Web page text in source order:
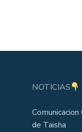
NOTICIAS
de Taisha